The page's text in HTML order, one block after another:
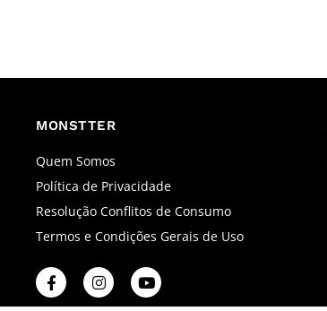
MONSTTER
Quem Somos
Política de Privacidade
Resolução Conflitos de Consumo
Termos e Condições Gerais de Uso
F
a
c
I
n
s
Y
o
u